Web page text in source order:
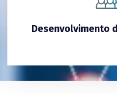
Desenvolvimento